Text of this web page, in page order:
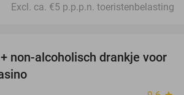
Excl. ca. €5 p.p.p.n. toeristenbelasting
52%
non-alcoholisch drankje voor